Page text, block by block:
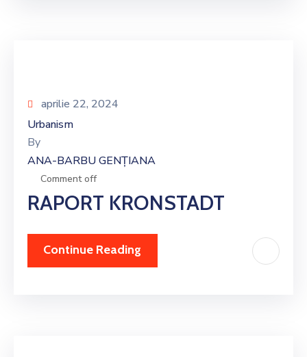
aprilie 22, 2024
Urbanism
By
ANA-BARBU GENȚIANA
Comment off
RAPORT KRONSTADT
Continue Reading